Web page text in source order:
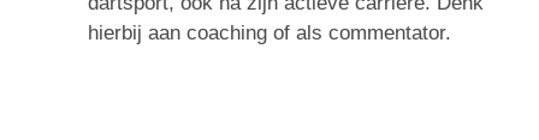
hierbij aan coaching of als commentator.